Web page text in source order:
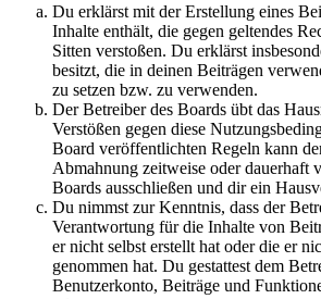
Du erklärst mit der Erstellung eines
Inhalte enthält, die gegen geltendes
Sitten verstoßen. Du erklärst
besitzt, die in deinen Beiträgen
zu setzen bzw. zu verwenden.
Der Betreiber des Boards übt das
Verstößen gegen diese
Board veröffentlichten Regeln kann
Abmahnung zeitweise oder dauerhaft
Boards ausschließen und dir ein
Du nimmst zur Kenntnis, dass der
Verantwortung für die Inhalte von
er nicht selbst erstellt hat oder die er
genommen hat. Du gestattest dem
Benutzerkonto, Beiträge und